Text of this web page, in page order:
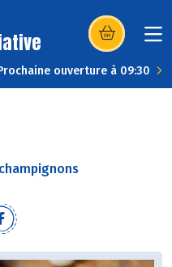
(s’ouvre dans
ouverture à 09:30